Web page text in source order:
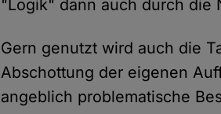
"Logik" dann auch durch die
Gern genutzt wird auch die
Abschottung der eigenen
angeblich problematische